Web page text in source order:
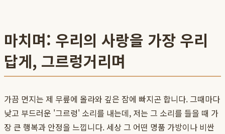
마치며: 우리의 사랑을 가장 우리
답게, 그르렁거리며
가끔 먼지는 제 무릎에 올라와 깊은 잠에 빠지곤 합니다. 그때마다
낮고 부드러운 '그르렁' 소리를 내는데, 저는 그 소리를 들을 때 가
장 큰 행복과 안정을 느낍니다. 세상 그 어떤 명품 가방이나 비싼